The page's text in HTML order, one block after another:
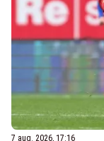
7 aug. 2026, 17:16